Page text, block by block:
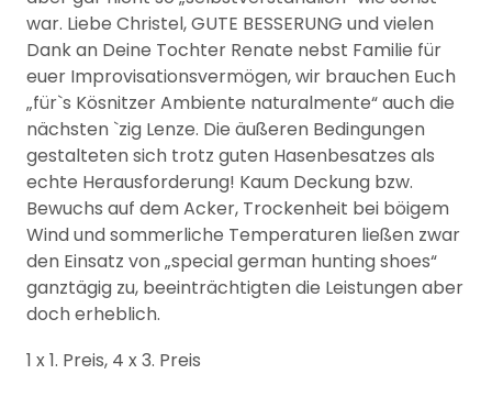
war. Liebe Christel, GUTE BESSERUNG und vielen
Dank an Deine Tochter Renate nebst Familie für
euer Improvisationsvermögen, wir brauchen Euch
„für`s Kösnitzer Ambiente naturalmente“ auch die
nächsten `zig Lenze. Die äußeren Bedingungen
gestalteten sich trotz guten Hasenbesatzes als
echte Herausforderung! Kaum Deckung bzw.
Bewuchs auf dem Acker, Trockenheit bei böigem
Wind und sommerliche Temperaturen ließen zwar
den Einsatz von „special german hunting shoes“
ganztägig zu, beeinträchtigten die Leistungen aber
doch erheblich.
1 x 1. Preis, 4 x 3. Preis